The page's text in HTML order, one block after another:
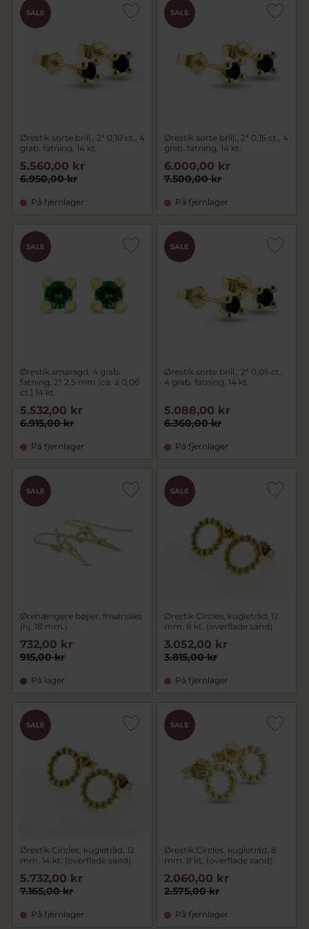
SALE
Ørestik sorte brill., 2* 0,10 ct., 4
grab. fatning, 14 kt.
6.950,00 kr
5.560,00 kr
På fjernlager
SALE
Ørestik sorte brill., 2* 0,15 ct., 4
grab. fatning, 14 kt.
7.500,00 kr
6.000,00 kr
På fjernlager
SALE
Ørestik smaragd, 4 grab.
fatning, 2* 2,5 mm (ca. a 0,06
ct.) 14 kt.
6.915,00 kr
5.532,00 kr
På fjernlager
SALE
Ørestik sorte brill., 2* 0,05 ct.,
4 grab. fatning, 14 kt.
6.360,00 kr
5.088,00 kr
På fjernlager
SALE
Ørehængere bøjler, frisørsaks
(hj. 18 mm.)
915,00 kr
732,00 kr
På lager
SALE
Ørestik Circles, kugletråd, 12
mm. 8 kt. (overflade sand)
3.815,00 kr
3.052,00 kr
På fjernlager
SALE
Ørestik Circles, kugletråd, 12
mm. 14 kt. (overflade sand)
7.165,00 kr
5.732,00 kr
På fjernlager
SALE
Ørestik Circles, kugletråd, 8
mm. 8 kt. (overflade sand)
2.575,00 kr
2.060,00 kr
På fjernlager